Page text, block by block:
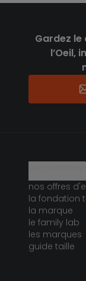
Gardez
l’Oeil,
nos offres
la fondation
la marque
le family lab
les marques
guide taille